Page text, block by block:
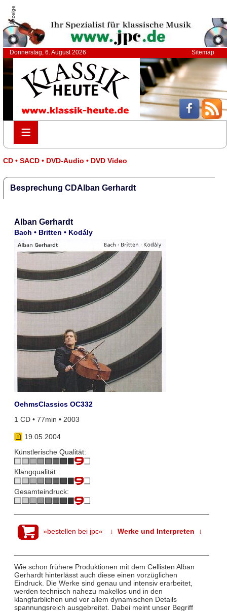
Anzeige
Donnerstag, 6. August 2026 Sitemap
≡
≡
CD • SACD • DVD-Audio • DVD Video
Besprechung CDAlban Gerhardt
Alban Gerhardt
Bach • Britten • Kodály
OehmsClassics OC332
1 CD • 77min • 2003
19.05.2004
Künstlerische Qualität:
Klangqualität:
Gesamteindruck:
»bestellen bei jpc« ↓ Werke und Interpreten ↓
Wie schon frühere Produktionen mit dem Cellisten Alban
Gerhardt hinterlässt auch diese einen vorzüglichen
Eindruck. Die Werke sind genau und intensiv erarbeitet,
werden technisch nahezu makellos und in den
klangfarblichen und vor allem dynamischen Details
spannungsreich ausgebreitet. Dabei meint unser Begriff